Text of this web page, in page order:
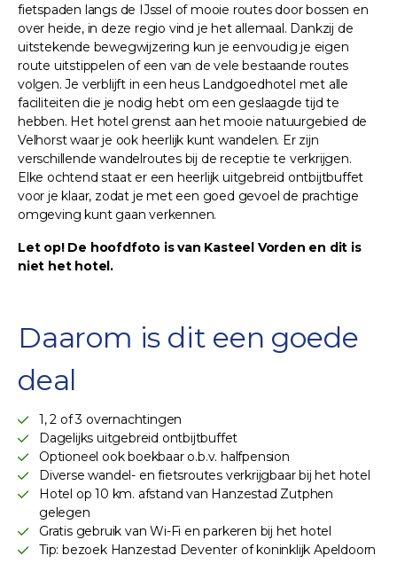
fietspaden langs de IJssel of mooie routes door bossen en
over heide, in deze regio vind je het allemaal. Dankzij de
uitstekende bewegwijzering kun je eenvoudig je eigen
route uitstippelen of een van de vele bestaande routes
volgen. Je verblijft in een heus Landgoedhotel met alle
faciliteiten die je nodig hebt om een geslaagde tijd te
hebben. Het hotel grenst aan het mooie natuurgebied de
Velhorst waar je ook heerlijk kunt wandelen. Er zijn
verschillende wandelroutes bij de receptie te verkrijgen.
Elke ochtend staat er een heerlijk uitgebreid ontbijtbuffet
voor je klaar, zodat je met een goed gevoel de prachtige
omgeving kunt gaan verkennen.
Let op! De hoofdfoto is van Kasteel Vorden en dit is
niet het hotel.
Daarom is dit een goede
deal
1, 2 of 3 overnachtingen
Dagelijks uitgebreid ontbijtbuffet
Optioneel ook boekbaar o.b.v. halfpension
Diverse wandel- en fietsroutes verkrijgbaar bij het hotel
Hotel op 10 km. afstand van Hanzestad Zutphen
gelegen
Gratis gebruik van Wi-Fi en parkeren bij het hotel
Tip: bezoek Hanzestad Deventer of koninklijk Apeldoorn